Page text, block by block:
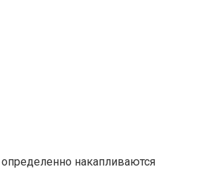
накапливаются